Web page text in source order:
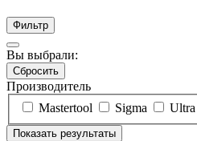
Фильтр
Вы выбрали:
Сбросить
Производитель
Mastertool
Sigma Ultra
Показать результаты